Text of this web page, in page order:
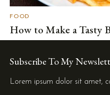
FOOD
How to Make a Tasty
Subscribe To My
Lorem ipsum dolor sit amet,